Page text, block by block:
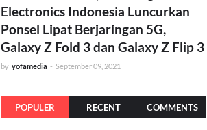
Electronics Indonesia Luncurkan
Ponsel Lipat Berjaringan 5G,
Galaxy Z Fold 3 dan Galaxy Z Flip 3
by yofamedia - September 09, 2021
POPULER RECENT COMMENTS